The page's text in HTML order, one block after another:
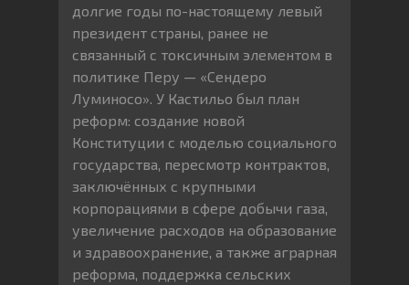
долгие годы по-настоящему левый
президент страны, ранее не
связанный с токсичным элементом в
политике Перу — «Сендеро
Луминосо». У Кастильо был план
реформ: создание новой
Конституции с моделью социального
государства, пересмотр контрактов,
заключённых с крупными
корпорациями в сфере добычи газа,
увеличение расходов на образование
и здравоохранение, а также аграрная
реформа, поддержка сельских